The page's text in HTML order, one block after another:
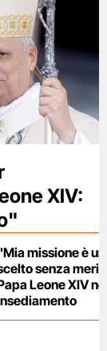
XIV:
missione è
senza
Leone XIV